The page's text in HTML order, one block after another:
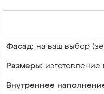
Фасад: на ваш выбор
Размеры:
Внутреннее